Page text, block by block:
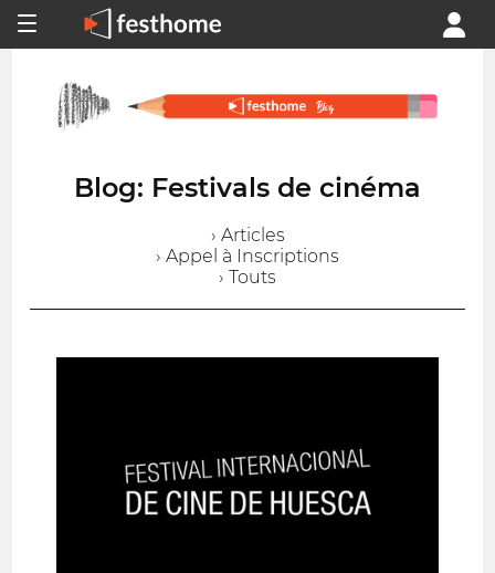
Blog: Festivals de cinéma
› Articles
› Appel à Inscriptions
› Touts